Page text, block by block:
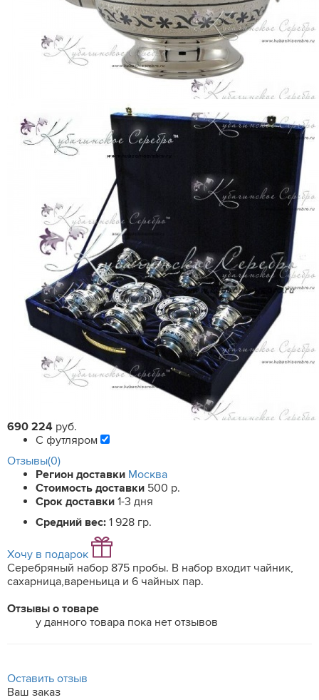
690 224 руб.
С футляром
Отзывы(0)
Регион доставки Москва
Стоимость доставки 500 р.
Срок доставки 1-3 дня
Средний вес: 1 928 гр.
Хочу в подарок
Серебряный набор 875 пробы. В набор входит чайник,
сахарница,вареньица и 6 чайных пар.
Отзывы о товаре
у данного товара пока нет отзывов
Оставить отзыв
Ваш заказ